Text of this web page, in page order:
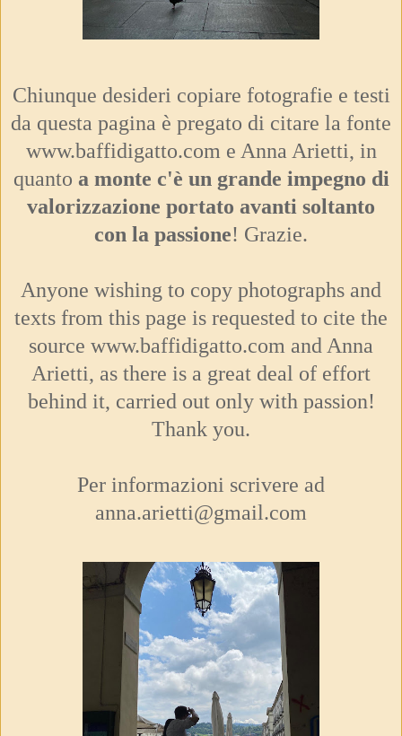
Chiunque desideri copiare fotografie e testi
da questa pagina è pregato di citare la fonte
www.baffidigatto.com e Anna Arietti, in
quanto a monte c'è un grande impegno di
valorizzazione portato avanti soltanto
con la passione! Grazie.
Anyone wishing to copy photographs and
texts from this page is requested to cite the
source www.baffidigatto.com and Anna
Arietti, as there is a great deal of effort
behind it, carried out only with passion!
Thank you.
Per informazioni scrivere ad
anna.arietti@gmail.com